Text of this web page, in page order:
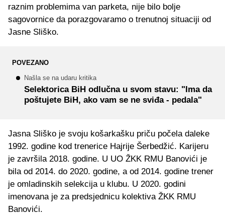
raznim problemima van parketa, nije bilo bolje
sagovornice da porazgovaramo o trenutnoj situaciji od
Jasne Sliško.
POVEZANO
Našla se na udaru kritika
Selektorica BiH odlučna u svom stavu: "Ima da
poštujete BiH, ako vam se ne sviđa - pedala"
Jasna Sliško je svoju košarkašku priču počela daleke
1992. godine kod trenerice Hajrije Šerbedžić. Karijeru
je završila 2018. godine. U UO ŽKK RMU Banovići je
bila od 2014. do 2020. godine, a od 2014. godine trener
je omladinskih selekcija u klubu. U 2020. godini
imenovana je za predsjednicu kolektiva ŽKK RMU
Banovići.